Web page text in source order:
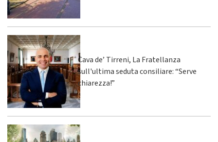
Cava de’ Tirreni, La Fratellanza
sull'ultima seduta consiliare: “Serve
chiarezza!”